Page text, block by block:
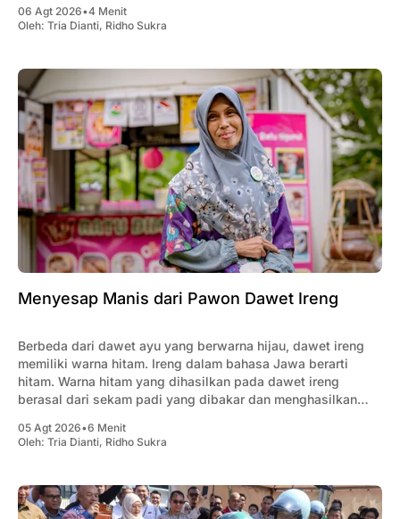
06 Agt 2026•4 Menit
Oleh: Tria Dianti, Ridho Sukra
Menyesap Manis dari Pawon Dawet Ireng
Berbeda dari dawet ayu yang berwarna hijau, dawet ireng
memiliki warna hitam. Ireng dalam bahasa Jawa berarti
hitam. Warna hitam yang dihasilkan pada dawet ireng
berasal dari sekam padi yang dibakar dan menghasilkan
05 Agt 2026•6 Menit
Oleh: Tria Dianti, Ridho Sukra